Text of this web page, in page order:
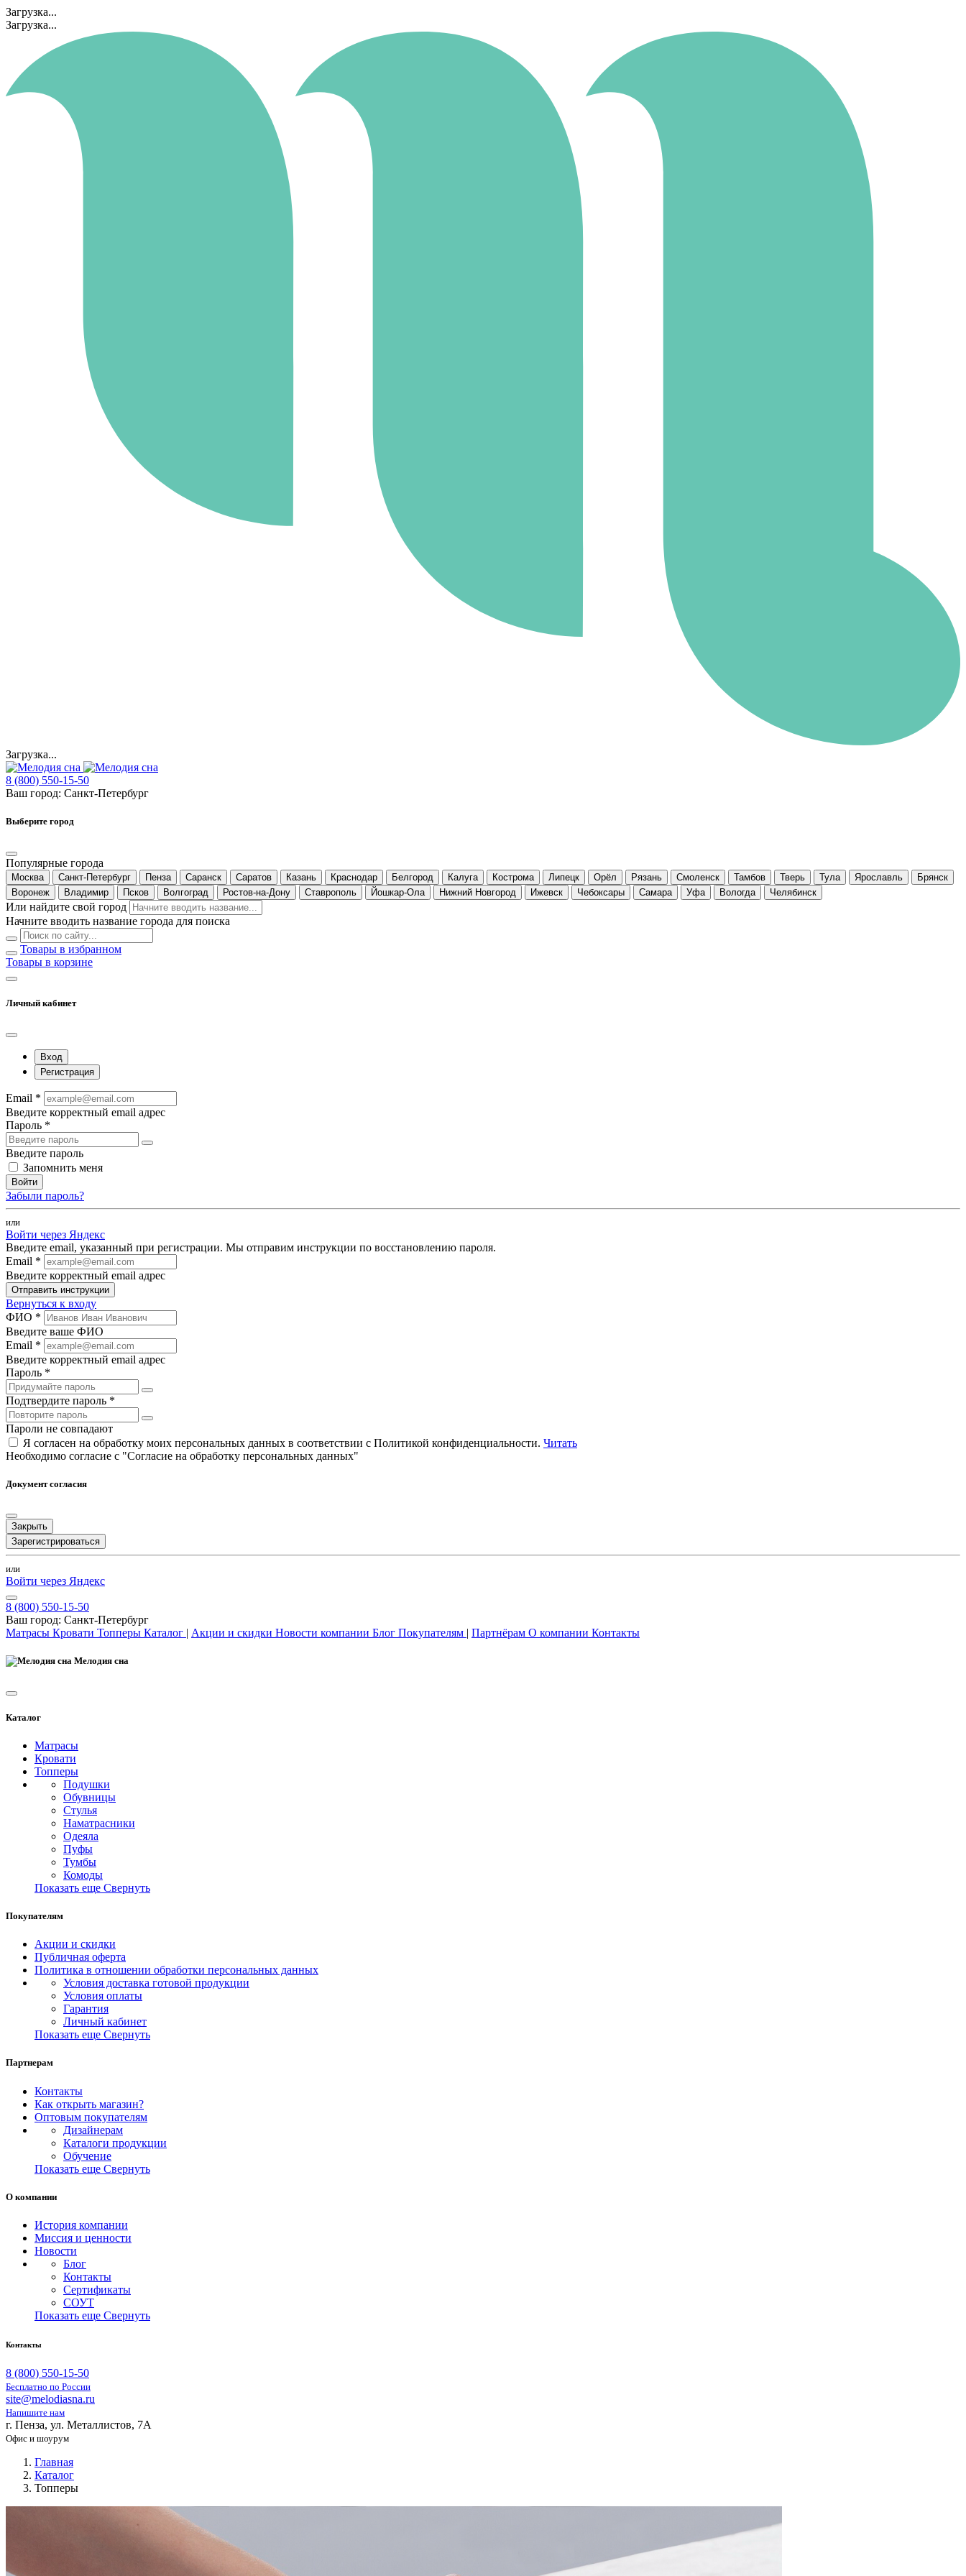
Загрузка...
Загрузка...
Загрузка...
8 (800) 550-15-50
Ваш город: Санкт-Петербург
Выберите город
Популярные города
Москва Санкт-Петербург Пенза Саранск Саратов Казань Краснодар Белгород Калуга Кострома Липецк Орёл Рязань Смоленск Тамбов Тверь Тула Ярославль
Брянск
Воронеж
Владимир Псков Волгоград Ростов-на-Дону Ставрополь Йошкар-Ола Нижний Новгород Ижевск Чебоксары Самара Уфа Вологда Челябинск
Или найдите свой город
Начните вводить название города для поиска
Товары в избранном
Товары в корзине
Личный кабинет
Вход
Регистрация
Email *
Введите корректный email адрес
Пароль *
Введите пароль
Запомнить меня
Войти
Забыли пароль?
или
Войти через Яндекс
Введите email, указанный при регистрации. Мы отправим инструкции по восстановлению пароля.
Email *
Введите корректный email адрес
Отправить инструкции
Вернуться к входу
ФИО *
Введите ваше ФИО
Email *
Введите корректный email адрес
Пароль *
Подтвердите пароль *
Пароли не совпадают
Я согласен на обработку моих персональных данных в соответствии с Политикой конфиденциальности. Читать
Необходимо согласие с "Согласие на обработку персональных данных"
Документ согласия
Закрыть
Зарегистрироваться
или
Войти через Яндекс
8 (800) 550-15-50
Ваш город: Санкт-Петербург
Матрасы Кровати Топперы Каталог | Акции и скидки Новости компании Блог Покупателям | Партнёрам О компании Контакты
Мелодия сна
Каталог
Матрасы
Кровати
Топперы
Подушки
Обувницы
Стулья
Наматрасники
Одеяла
Пуфы
Тумбы
Комоды
Показать еще Свернуть
Покупателям
Акции и скидки
Публичная оферта
Политика в отношении обработки персональных данных
Условия доставка готовой продукции
Условия оплаты
Гарантия
Личный кабинет
Показать еще Свернуть
Партнерам
Контакты
Как открыть магазин?
Оптовым покупателям
Дизайнерам
Каталоги продукции
Обучение
Показать еще Свернуть
О компании
История компании
Миссия и ценности
Новости
Блог
Контакты
Сертификаты
СОУТ
Показать еще Свернуть
Контакты
8 (800) 550-15-50
Бесплатно по России
site@melodiasna.ru
Напишите нам
г. Пенза, ул. Металлистов, 7А
Офис и шоурум
Главная
Каталог
Топперы